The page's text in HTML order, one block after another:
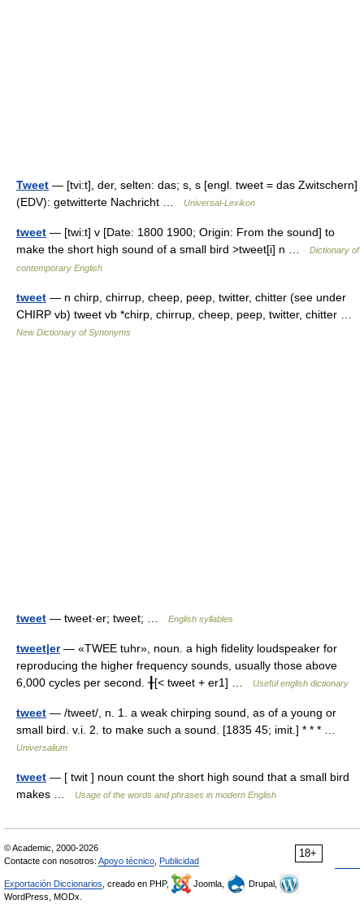
Tweet — [tvi:t], der, selten: das; s, s [engl. tweet = das Zwitschern]
(EDV): getwitterte Nachricht …
Universal-Lexikon
tweet — [twi:t] v [Date: 1800 1900; Origin: From the sound] to
make the short high sound of a small bird >tweet[i] n …
Dictionary of
contemporary English
tweet — n chirp, chirrup, cheep, peep, twitter, chitter (see under
CHIRP vb) tweet vb *chirp, chirrup, cheep, peep, twitter, chitter …
New Dictionary of Synonyms
tweet — tweet·er; tweet; … English syllables
tweet|er— «TWEE tuhr», noun. a high fidelity loudspeaker for
reproducing the higher frequency sounds, usually those above
6,000 cycles per second. ╂[< tweet + er1] …
Useful english dictionary
tweet — /tweet/, n. 1. a weak chirping sound, as of a young or
small bird. v.i. 2. to make such a sound. [1835 45; imit.] * * * …
Universalium
tweet — [ twit ] noun count the short high sound that a small bird
makes …
Usage of the words and phrases in modern English
18+
© Academic, 2000-2026
Contacte con nosotros: Apoyo técnico Publicidad
Exportación Diccionarios , creado en PHP, Joomla,
Drupal,
WordPress, MODx.